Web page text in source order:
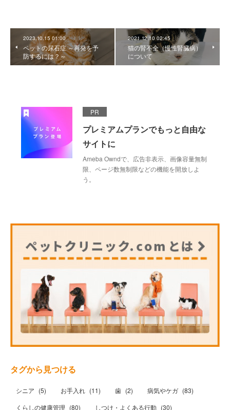
2023.10.15 01:00
ペットの尿石症 ～再発を予
防するには？～
2021.12.10 02:45
猫の腎不全（慢性腎臓病）
について
PR
プレミアムプランでもっと自由な
サイトに
Ameba Owndで、広告非表示、画像容量無制
限、ページ数無制限などの機能を開放しよ
う。
タグから見つける
シニア (5) お手入れ (11) 歯 (2) 病気やケガ (83)
くらしの健康管理 (80) しつけ・よくある行動 (30)